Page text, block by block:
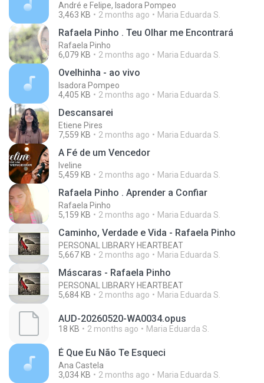
André e Felipe, Isadora Pompeo
3,463 KB
2 months ago Maria Eduarda S.
Rafaela Pinho . Teu Olhar me Encontrará
Rafaela Pinho
6,079 KB
2 months ago Maria Eduarda S.
Ovelhinha - ao vivo
Isadora Pompeo
4,405 KB
2 months ago Maria Eduarda S.
Descansarei
Etiene Pires
7,559 KB
2 months ago Maria Eduarda S.
A Fé de um Vencedor
Iveline
5,459 KB
2 months ago Maria Eduarda S.
Rafaela Pinho . Aprender a Confiar
Rafaela Pinho
5,159 KB
2 months ago Maria Eduarda S.
Caminho, Verdade e Vida - Rafaela Pinho
PERSONAL LIBRARY HEARTBEAT
5,667 KB
2 months ago Maria Eduarda S.
Máscaras - Rafaela Pinho
PERSONAL LIBRARY HEARTBEAT
5,684 KB
2 months ago Maria Eduarda S.
AUD-20260520-WA0034.opus
18 KB 2 months ago Maria Eduarda S.
É Que Eu Não Te Esqueci
Ana Castela
3,034 KB
2 months ago Maria Eduarda S.